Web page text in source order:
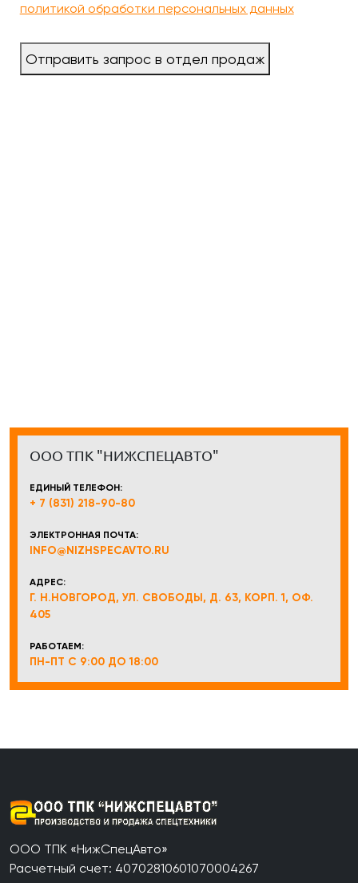
политикой обработки персональных данных
Отправить запрос в отдел продаж
ООО ТПК "НИЖСПЕЦАВТО"
ЕДИНЫЙ ТЕЛЕФОН:
+ 7 (831) 218-90-80
ЭЛЕКТРОННАЯ ПОЧТА:
INFO@NIZHSPECAVTO.RU
АДРЕС:
Г. Н.НОВГОРОД, УЛ. СВОБОДЫ, Д. 63, КОРП. 1, ОФ.
405
РАБОТАЕМ:
ПН-ПТ С 9:00 ДО 18:00
ООО ТПК «НижСпецАвто»
Расчетный счет: 40702810601070004267